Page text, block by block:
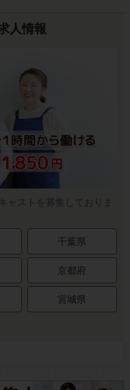
人情報
ャストを募集しておりま
千葉県
京都府
宮城県